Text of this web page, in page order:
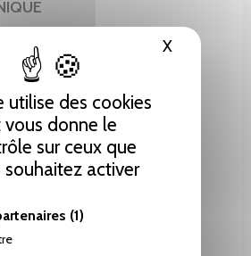
utilise des cookies
vous donne le
sur ceux que
souhaitez activer
(1)
XMasquer